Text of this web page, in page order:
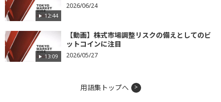
12:44
2026/06/24
13:09
【動画】株式市場調整リスクの備えとしてのビ
ットコインに注目
2026/05/27
用語集トップへ